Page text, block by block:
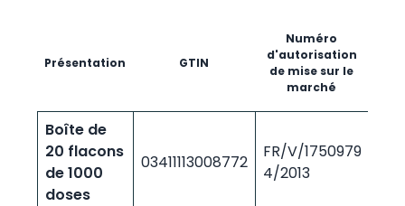
Présentation GTIN
Numéro
d'autorisation
de mise sur le
marché
Boîte de
20 flacons
de 1000
doses
03411113008772
FR/V/1750979
4/2013